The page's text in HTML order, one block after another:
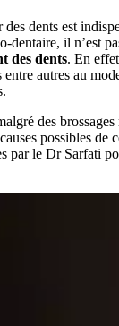
des dents est
dentaire, il n’est
des dents. En
autres au
des
possibles de
par le Dr Sarfati